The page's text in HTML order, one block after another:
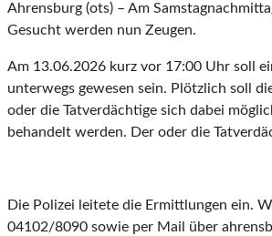
Ahrensburg (ots) – Am
Gesucht werden nun Zeugen.
Am 13.06.2026 kurz vor 17:00 Uhr soll
unterwegs gewesen sein. Plötzlich soll
oder die Tatverdächtige sich dabei
behandelt werden. Der oder die
Die Polizei leitete die Ermittlungen ein.
04102/8090 sowie per Mail über